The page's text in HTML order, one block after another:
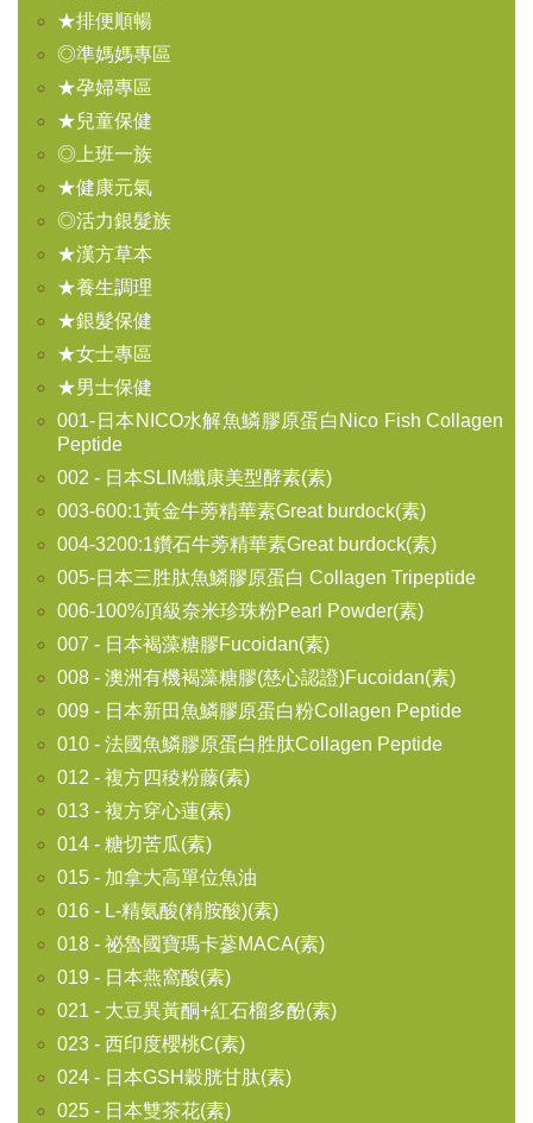
★排便順暢
◎準媽媽專區
★孕婦專區
★兒童保健
◎上班一族
★健康元氣
◎活力銀髮族
★漢方草本
★養生調理
★銀髮保健
★女士專區
★男士保健
001-日本NICO水解魚鱗膠原蛋白Nico Fish Collagen
Peptide
002 - 日本SLIM纖康美型酵素(素)
003-600:1黃金牛蒡精華素Great burdock(素)
004-3200:1鑽石牛蒡精華素Great burdock(素)
005-日本三胜肽魚鱗膠原蛋白 Collagen Tripeptide
006-100%頂級奈米珍珠粉Pearl Powder(素)
007 - 日本褐藻糖膠Fucoidan(素)
008 - 澳洲有機褐藻糖膠(慈心認證)Fucoidan(素)
009 - 日本新田魚鱗膠原蛋白粉Collagen Peptide
010 - 法國魚鱗膠原蛋白胜肽Collagen Peptide
012 - 複方四稜粉藤(素)
013 - 複方穿心蓮(素)
014 - 糖切苦瓜(素)
015 - 加拿大高單位魚油
016 - L-精氨酸(精胺酸)(素)
018 - 祕魯國寶瑪卡蔘MACA(素)
019 - 日本燕窩酸(素)
021 - 大豆異黃酮+紅石榴多酚(素)
023 - 西印度櫻桃C(素)
024 - 日本GSH穀胱甘肽(素)
025 - 日本雙茶花(素)